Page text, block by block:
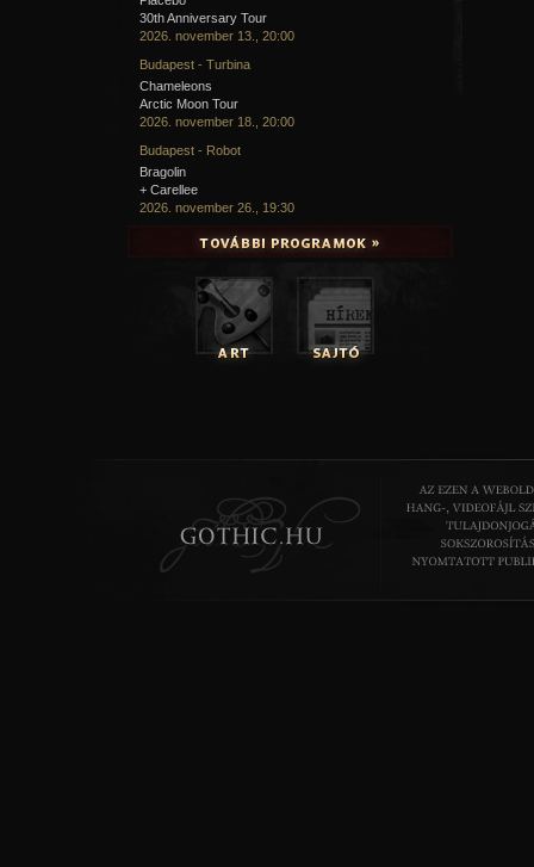
30th Anniversary Tour
2026. november 13., 20:00
Budapest - Turbina
Chameleons
Arctic Moon Tour
2026. november 18., 20:00
Budapest - Robot
Bragolin
+ Carellee
2026. november 26., 19:30